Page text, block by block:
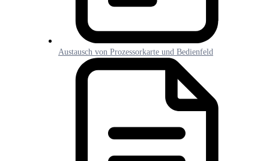
Austausch von Prozessorkarte und Bedienfeld